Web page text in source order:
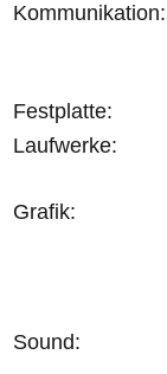
Kommunikation:
Festplatte:
Laufwerke:
Grafik:
Sound: